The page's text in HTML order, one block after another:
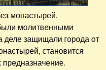
монастырей.
молитвенными
деле защищали города от
становится
предназначение.